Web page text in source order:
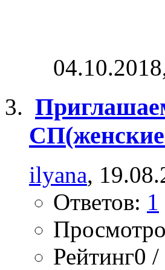
ilyana,
Ответов: 1
Рейтинг0 /